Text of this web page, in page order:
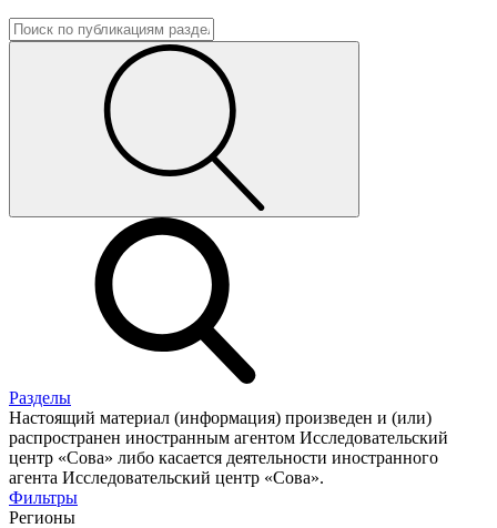
Разделы
Настоящий материал (информация) произведен и (или)
распространен иностранным агентом Исследовательский
центр «Сова» либо касается деятельности иностранного
агента Исследовательский центр «Сова».
Фильтры
Регионы